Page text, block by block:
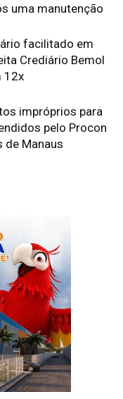
uma manutenção
facilitado em
Crediário Bemol
12x
impróprios para
pelo Procon
de Manaus